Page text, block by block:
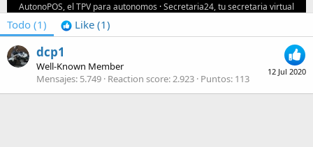
AutonoPOS, el TPV para autonomos ·Secretaria24, tu secretaria virtual
Todo (1) Like (1)
12 Jul 2020
dcp1
Well-Known Member
Mensajes 5.749 Reaction score 2.923 Puntos 113